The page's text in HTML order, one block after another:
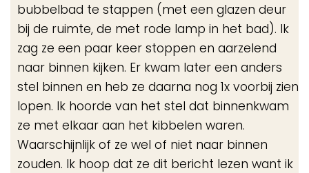
bubbelbad te stappen (met een glazen deur
bij de ruimte, de met rode lamp in het bad). Ik
zag ze een paar keer stoppen en aarzelend
naar binnen kijken. Er kwam later een anders
stel binnen en heb ze daarna nog 1x voorbij zien
lopen. Ik hoorde van het stel dat binnenkwam
ze met elkaar aan het kibbelen waren.
Waarschijnlijk of ze wel of niet naar binnen
zouden. Ik hoop dat ze dit bericht lezen want ik